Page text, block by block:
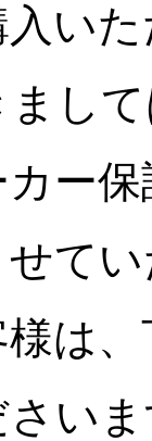
い
まし
ー
て
は
い